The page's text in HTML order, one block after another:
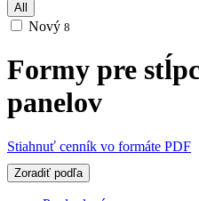
All
Nový 8
Formy pre
panelov
Stiahnuť cenník vo formáte PDF
Zoradiť podľa